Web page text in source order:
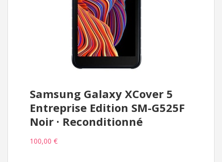
Samsung Galaxy XCover 5
Entreprise Edition SM-G525F
Noir · Reconditionné
100,00 €